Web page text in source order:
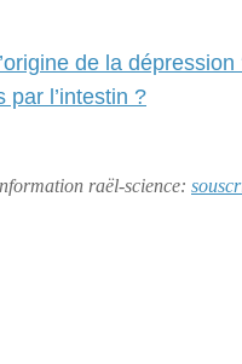
de la dépression
par l’intestin ?
raël-science: